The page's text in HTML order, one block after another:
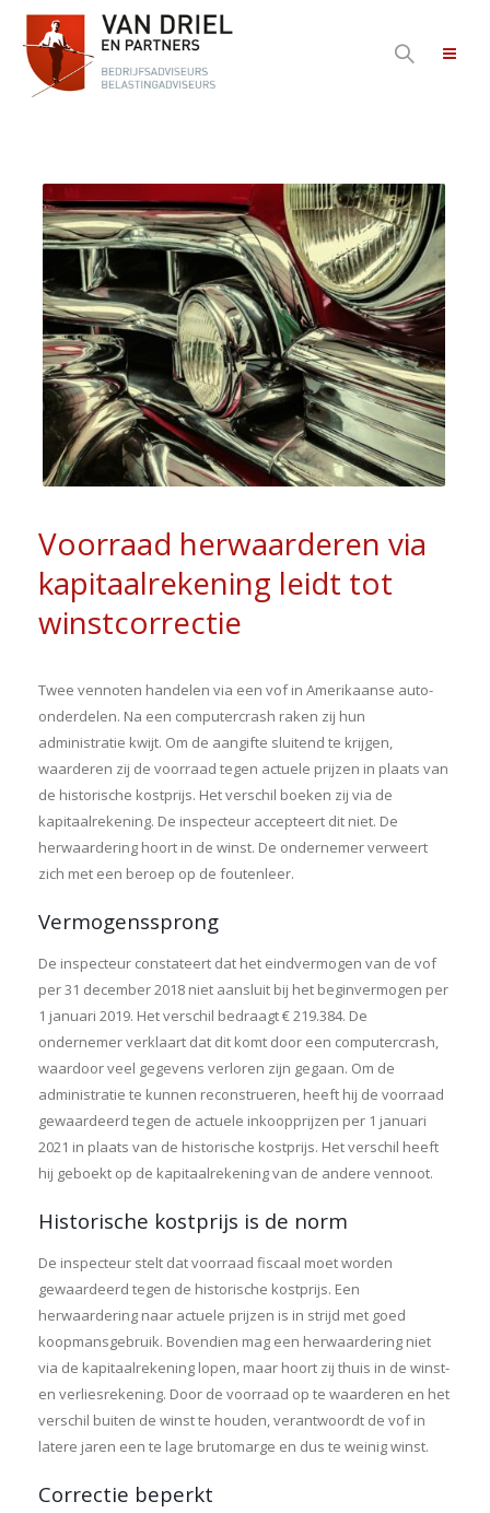
Voorraad herwaarderen via
kapitaalrekening leidt tot
winstcorrectie
Twee vennoten handelen via een vof in Amerikaanse auto-
onderdelen. Na een computercrash raken zij hun
administratie kwijt. Om de aangifte sluitend te krijgen,
waarderen zij de voorraad tegen actuele prijzen in plaats van
de historische kostprijs. Het verschil boeken zij via de
kapitaalrekening. De inspecteur accepteert dit niet. De
herwaardering hoort in de winst. De ondernemer verweert
zich met een beroep op de foutenleer.
Vermogenssprong
De inspecteur constateert dat het eindvermogen van de vof
per 31 december 2018 niet aansluit bij het beginvermogen per
1 januari 2019. Het verschil bedraagt € 219.384. De
ondernemer verklaart dat dit komt door een computercrash,
waardoor veel gegevens verloren zijn gegaan. Om de
administratie te kunnen reconstrueren, heeft hij de voorraad
gewaardeerd tegen de actuele inkoopprijzen per 1 januari
2021 in plaats van de historische kostprijs. Het verschil heeft
hij geboekt op de kapitaalrekening van de andere vennoot.
Historische kostprijs is de norm
De inspecteur stelt dat voorraad fiscaal moet worden
gewaardeerd tegen de historische kostprijs. Een
herwaardering naar actuele prijzen is in strijd met goed
koopmansgebruik. Bovendien mag een herwaardering niet
via de kapitaalrekening lopen, maar hoort zij thuis in de winst-
en verliesrekening. Door de voorraad op te waarderen en het
verschil buiten de winst te houden, verantwoordt de vof in
latere jaren een te lage brutomarge en dus te weinig winst.
Correctie beperkt